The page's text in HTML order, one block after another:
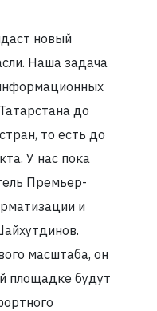
новый
Наша задача
до
то есть до
У нас пока
Премьер-
и
масштаба, он
площадке будут